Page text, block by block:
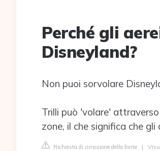
Perché gli
Disneyland?
Non puoi sorvolare
Trilli può 'volare'
zone, il che significa che
Richiesta di rimozione della fonte |